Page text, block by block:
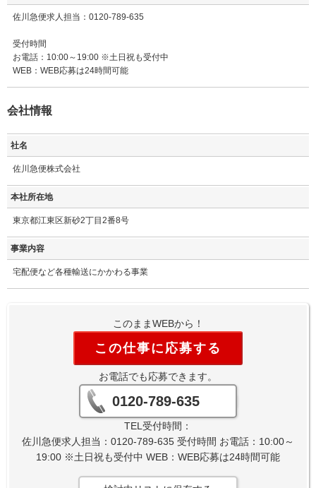
佐川急便求人担当：0120-789-635
受付時間
お電話：10:00～19:00 ※土日祝も受付中
WEB：WEB応募は24時間可能
会社情報
社名
佐川急便株式会社
本社所在地
東京都江東区新砂2丁目2番8号
事業内容
宅配便など各種輸送にかかわる事業
このままWEBから！
この仕事に応募する
お電話でも応募できます。
0120-789-635
TEL受付時間：
佐川急便求人担当：0120-789-635 受付時間 お電話：10:00～
19:00 ※土日祝も受付中 WEB：WEB応募は24時間可能